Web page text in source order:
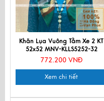
Khăn Lụa Vuông Tằm Xe 2 KT
52x52 MNV-KLLS5252-32
772.200 VNĐ
Xem chi tiết